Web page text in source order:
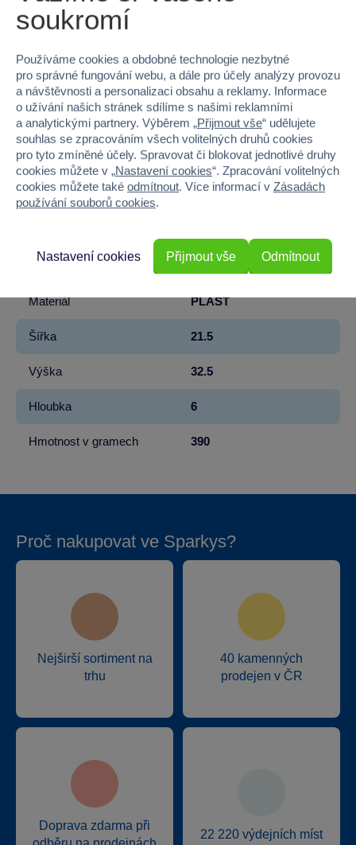
Parametry produktu
EAN 0194735308330
Kód produktu 73-JFX99
Značka Mattel
Licence Mattel
Řada
Materiál PLAST
Šířka 21.5
Výška 32.5
Hloubka 6
Hmotnost v gramech 390
Proč nakupovat ve Sparkys?
Nejširší sortiment na
trhu
40 kamenných
prodejen v ČR
Doprava zdarma při
22 220 výdejních míst
soukromí
Používáme cookies a obdobné technologie nezbytné
pro správné fungování webu, a dále pro účely analýzy provozu
a návštěvnosti a personalizaci obsahu a reklamy. Informace
o užívání našich stránek sdílíme s našimi reklamními
a analytickými partnery. Výběrem „Přijmout vše“ udělujete
souhlas se zpracováním všech volitelných druhů cookies
pro tyto zmíněné účely. Spravovat či blokovat jednotlivé druhy
cookies můžete v „Nastavení cookies“. Zpracování volitelných
cookies můžete také odmítnout. Více informací v Zásadách
používání souborů cookies.
Odmítnout
Nastavení cookies Přijmout vše